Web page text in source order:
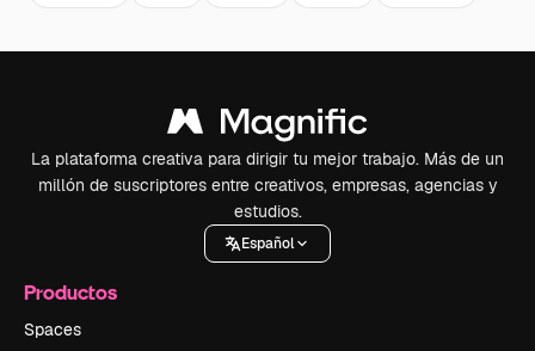
La plataforma creativa para dirigir tu mejor trabajo. Más de un
millón de suscriptores entre creativos, empresas, agencias y
estudios.
Español
Productos
Spaces